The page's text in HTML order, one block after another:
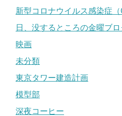
新型コロナウイルス感染症（
日、没するところの金曜ブ
映画
未分類
東京タワー建造計画
模型部
深夜コーヒー